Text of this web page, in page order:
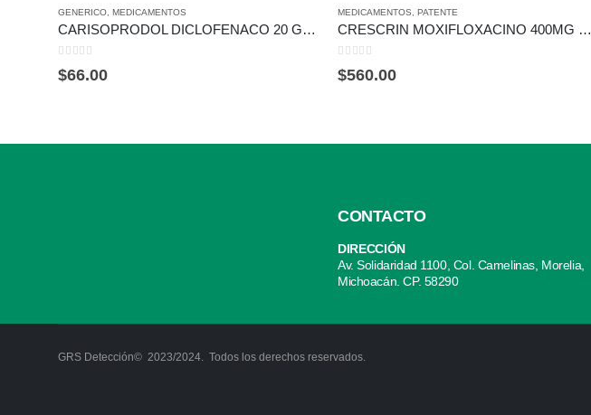
GENERICO MEDICAMENTOS
CARISOPRODOL DICLOFENACO 20 GRAG 200/50MG
0
$66.00
MEDICAMENTOS PATENTE
CRESCRIN MOXIFLOXACINO 400MG C/7 TAB.
0
$560.00
CONTACTO
DIRECCIÓN
Av. Solidaridad 1100, Col. Camelinas, Morelia,
Michoacán. CP. 58290
GRS Detección© 2023/2024. Todos los derechos reservados.